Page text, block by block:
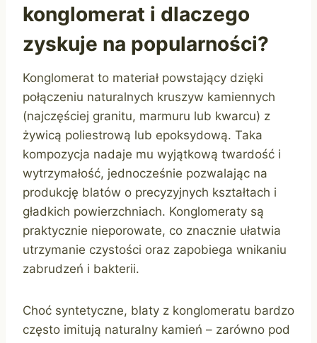
konglomerat i dlaczego
zyskuje na popularności?
Konglomerat to materiał powstający dzięki
połączeniu naturalnych kruszyw kamiennych
(najczęściej granitu, marmuru lub kwarcu) z
żywicą poliestrową lub epoksydową. Taka
kompozycja nadaje mu wyjątkową twardość i
wytrzymałość, jednocześnie pozwalając na
produkcję blatów o precyzyjnych kształtach i
gładkich powierzchniach. Konglomeraty są
praktycznie nieporowate, co znacznie ułatwia
utrzymanie czystości oraz zapobiega wnikaniu
zabrudzeń i bakterii.
Choć syntetyczne, blaty z konglomeratu bardzo
często imitują naturalny kamień – zarówno pod